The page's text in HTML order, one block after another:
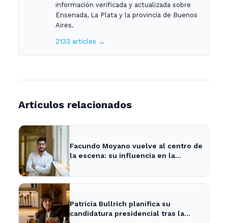
información verificada y actualizada sobre
Ensenada, La Plata y la provincia de Buenos
Aires.
2133 articles →
Artículos relacionados
Facundo Moyano vuelve al centro de
la escena: su influencia en la
Patricia Bullrich planifica su
candidatura presidencial tras la